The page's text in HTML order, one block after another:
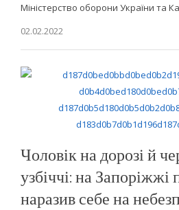
Міністерство оборони України та
02.02.2022
Чоловік на дорозі й
узбіччі: на Запоріжжі
наразив себе на